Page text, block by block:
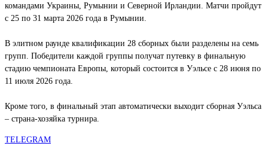
командами Украины, Румынии и Северной Ирландии. Матчи пройдут
с 25 по 31 марта 2026 года в Румынии.
В элитном раунде квалификации 28 сборных были разделены на семь
групп. Победители каждой группы получат путевку в финальную
стадию чемпионата Европы, который состоится в Уэльсе с 28 июня по
11 июля 2026 года.
Кроме того, в финальный этап автоматически выходит сборная Уэльса
– страна-хозяйка турнира.
TELEGRAM